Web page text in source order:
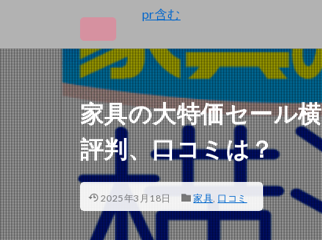
pr含む
家具の大特価セール
評判、口コミは？
2025年3月18日 家具, 口コミ